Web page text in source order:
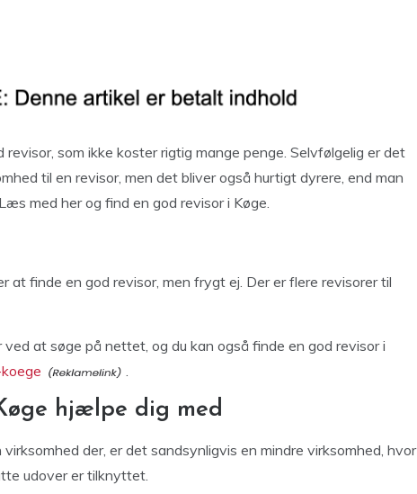
som ikke koster rigtig mange penge. Selvfølgelig er det
til en revisor, men det bliver også hurtigt dyrere, end man
med her og find en god revisor i Køge.
finde en god revisor, men frygt ej. Der er flere revisorer til
at søge på nettet, og du kan også finde en god revisor i
.
hjælpe dig med
der, er det sandsynligvis en mindre virksomhed, hvor
udover er tilknyttet.